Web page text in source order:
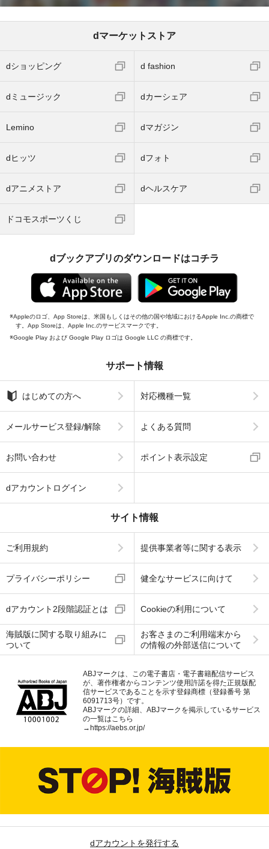
dマーケットストア
dショッピング d fashion
dミュージック dカーシェア
Lemino dマガジン
dヒッツ dフォト
dアニメストア dヘルスケア
ドコモスポーツくじ
dブックアプリのダウンロードはコチラ
Appleのロゴ、App Storeは、米国もしくはその他の国や地域におけるApple Inc.の商標で
す。App Storeは、Apple Inc.のサービスマークです。
Google Play および Google Play ロゴは Google LLC の商標です。
サポート情報
はじめての方へ 対応機種一覧
メールサービス登録/解除 よくある質問
お問い合わせ ポイント表示設定
dアカウントログイン
サイト情報
ご利用規約 提供事業者等に関する表示
プライバシーポリシー 健全なサービスに向けて
dアカウント2段階認証とは Cookieの利用について
海賊版に関する取り組みに
ついて
お客さまのご利用端末から
の情報の外部送信について
ABJマークは、この電子書店・電子書籍配信サービス
が、著作権者からコンテンツ使用許諾を得た正規版配
信サービスであることを示す登録商標（登録番号 第
6091713号）です。
ABJマークの詳細、ABJマークを掲示しているサービス
の一覧はこちら
→ https://aebs.or.jp/
dアカウントを発行する